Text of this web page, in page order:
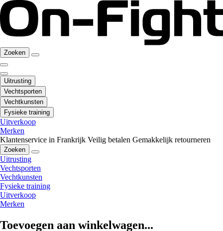
Zoeken
Uitrusting
Vechtsporten
Vechtkunsten
Fysieke training
Uitverkoop
Merken
Klantenservice in Frankrijk Veilig betalen Gemakkelijk retourneren
Zoeken
Uitrusting
Vechtsporten
Vechtkunsten
Fysieke training
Uitverkoop
Merken
Toevoegen aan winkelwagen...